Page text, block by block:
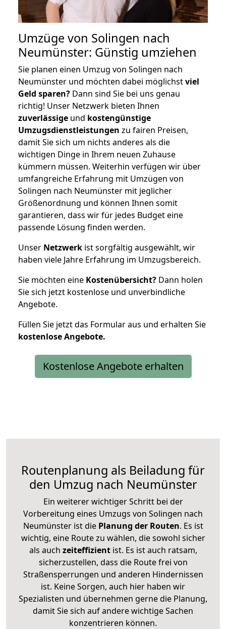
Umzüge von Solingen nach
Neumünster: Günstig umziehen
Sie planen einen Umzug von Solingen nach
Neumünster und möchten dabei möglichstviel
Geld sparen? Dann sind Sie bei uns genau
richtig! Unser Netzwerk bieten Ihnen
zuverlässige und kostengünstige
Umzugsdienstleistungen zu fairen Preisen,
damit Sie sich um nichts anderes als die
wichtigen Dinge in Ihrem neuen Zuhause
kümmern müssen. Weiterhin verfügen wir über
umfangreiche Erfahrung mit Umzügen von
Solingen nach Neumünster mit jeglicher
Größenordnung und können Ihnen somit
garantieren, dass wir für jedes Budget eine
passende Lösung finden werden.
Unser Netzwerk ist sorgfältig ausgewählt, wir
haben viele Jahre Erfahrung im Umzugsbereich.
Sie möchten eine Kostenübersicht? Dann holen
Sie sich jetzt kostenlose und unverbindliche
Angebote.
Füllen Sie jetzt das Formular aus und erhalten Sie
kostenloseAngebote.
Kostenlose Angebote erhalten
Routenplanung als Beiladung für
den Umzug nach Neumünster
Ein weiterer wichtiger Schritt bei der
Vorbereitung eines Umzugs von Solingen nach
Neumünster ist diePlanung der Routen. Es ist
wichtig, eine Route zu wählen, die sowohl sicher
als auch zeiteffizientist. Es ist auch ratsam,
sicherzustellen, dass die Route frei von
Straßensperrungen und anderen Hindernissen
ist. Keine Sorgen, auch hier haben wir
Spezialisten und übernehmen gerne die Planung,
damit Sie sich auf andere wichtige Sachen
konzentrieren können.